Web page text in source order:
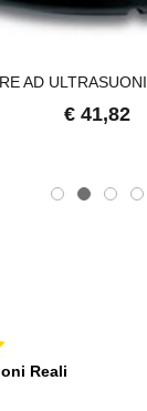
AD
€ 41,82
Reali